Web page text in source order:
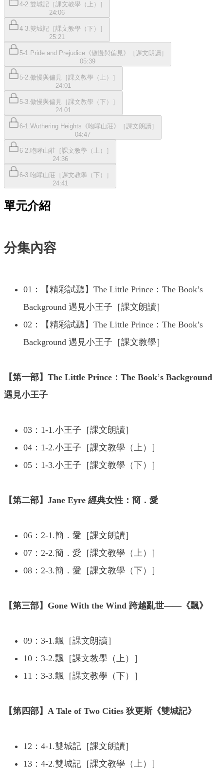
4-2.雙城記［課文教學（上）］
24:06
4-3.雙城記［課文教學（下）］
25:21
5-1.Pride and Prejudice《傲慢與偏見》［課文朗讀］
05:39
5-2.傲慢與偏見［課文教學（上）］
24:01
5-3.傲慢與偏見［課文教學（下）］
24:01
6-1.Wuthering Heights《咆哮山莊》［課文朗讀］
04:47
6-2.咆哮山莊［課文教學（上）］
24:36
6-3.咆哮山莊［課文教學（下）］
24:41
單元介紹
分集內容
01：【精彩試聽】The Little Prince：The Book’s
Background 遇見小王子［課文朗讀］
02：【精彩試聽】The Little Prince：The Book’s
Background 遇見小王子［課文教學］
【第一部】The Little Prince：The Book’s Background
遇見小王子
03：1-1.小王子［課文朗讀］
04：1-2.小王子［課文教學（上）］
05：1-3.小王子［課文教學（下）］
【第二部】Jane Eyre 經典女性：簡．愛
06：2-1.簡．愛［課文朗讀］
07：2-2.簡．愛［課文教學（上）］
08：2-3.簡．愛［課文教學（下）］
【第三部】Gone With the Wind 跨越亂世——《飄》
09：3-1.飄［課文朗讀］
10：3-2.飄［課文教學（上）］
11：3-3.飄［課文教學（下）］
【第四部】A Tale of Two Cities 狄更斯《雙城記》
12：4-1.雙城記［課文朗讀］
13：4-2.雙城記［課文教學（上）］